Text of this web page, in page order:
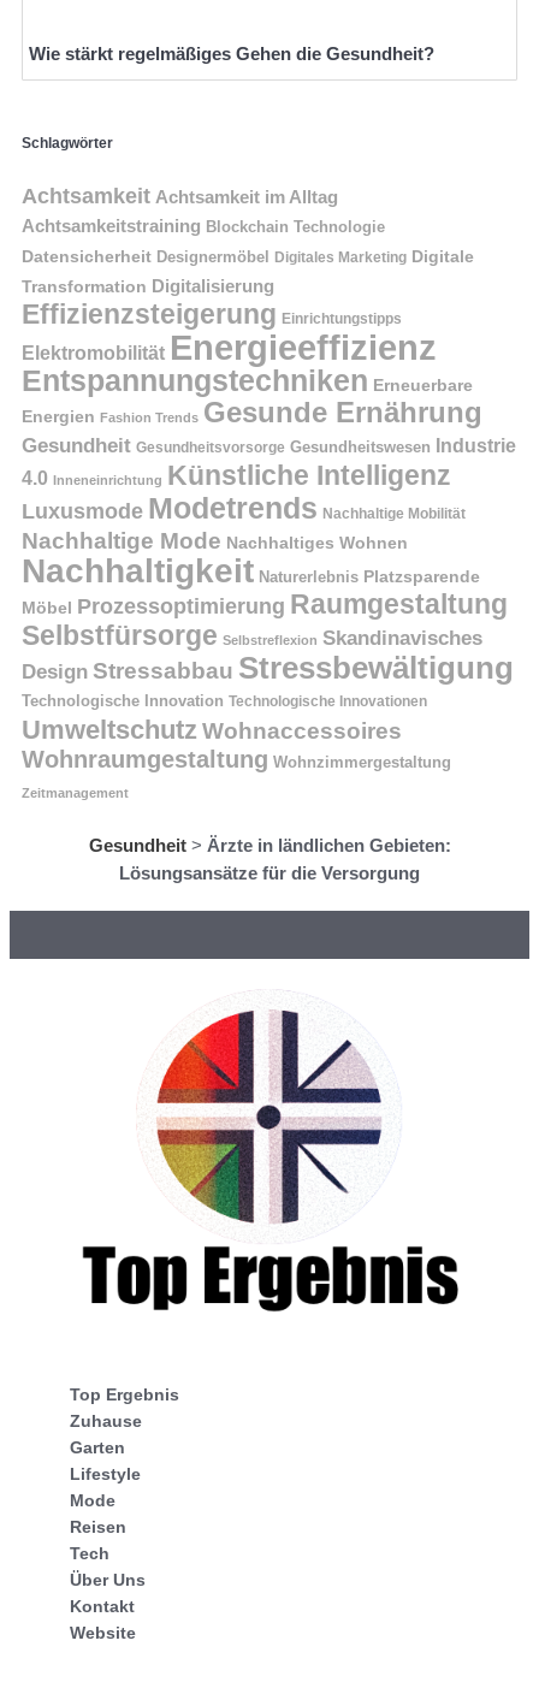
Wie stärkt regelmäßiges Gehen die Gesundheit?
Schlagwörter
Achtsamkeit Achtsamkeit im Alltag
Achtsamkeitstraining Blockchain Technologie
Datensicherheit Designermöbel Digitales Marketing Digitale
Transformation Digitalisierung
Effizienzsteigerung Einrichtungstipps
Elektromobilität Energieeffizienz
Entspannungstechniken Erneuerbare
Energien Fashion Trends Gesunde Ernährung
Gesundheit Gesundheitsvorsorge Gesundheitswesen Industrie
4.0 Inneneinrichtung Künstliche Intelligenz
Luxusmode Modetrends Nachhaltige Mobilität
Nachhaltige Mode Nachhaltiges Wohnen
Nachhaltigkeit Naturerlebnis Platzsparende
Möbel Prozessoptimierung Raumgestaltung
Selbstfürsorge Selbstreflexion Skandinavisches
Design Stressabbau Stressbewältigung
Technologische Innovation Technologische Innovationen
Umweltschutz Wohnaccessoires
Wohnraumgestaltung Wohnzimmergestaltung
Zeitmanagement
Gesundheit> Ärzte in ländlichen Gebieten:
Lösungsansätze für die Versorgung
Top Ergebnis
Zuhause
Garten
Lifestyle
Mode
Reisen
Tech
Über Uns
Kontakt
Website